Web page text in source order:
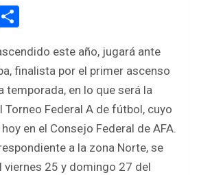
ar
e
este año, jugará ante
finalista por el primer ascenso
temporada, en lo que será la
Torneo Federal A de fútbol, cuyo
en el Consejo Federal de AFA.
a la zona Norte, se
viernes 25 y domingo 27 del